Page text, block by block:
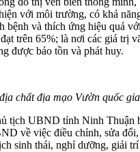
với môi trường, có khả
bệnh và thích ứng hiệu quả
trên 65%; là nơi các giá trị
được bảo tồn và phát huy.
chất địa mạo Vườn quốc
tịch UBND tỉnh Ninh Thuận
về việc điều chỉnh, sửa đổi,
sinh thái, nghỉ dưỡng, giải